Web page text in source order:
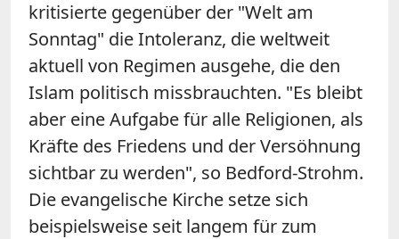
kritisierte gegenüber der "Welt am
Sonntag" die Intoleranz, die weltweit
aktuell von Regimen ausgehe, die den
Islam politisch missbrauchten. "Es bleibt
aber eine Aufgabe für alle Religionen, als
Kräfte des Friedens und der Versöhnung
sichtbar zu werden", so Bedford-Strohm.
Die evangelische Kirche setze sich
beispielsweise seit langem für zum